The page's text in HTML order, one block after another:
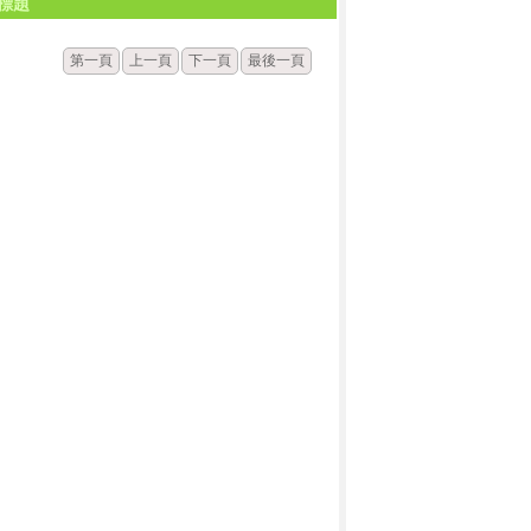
第一頁 上一頁 下一頁 最後一頁